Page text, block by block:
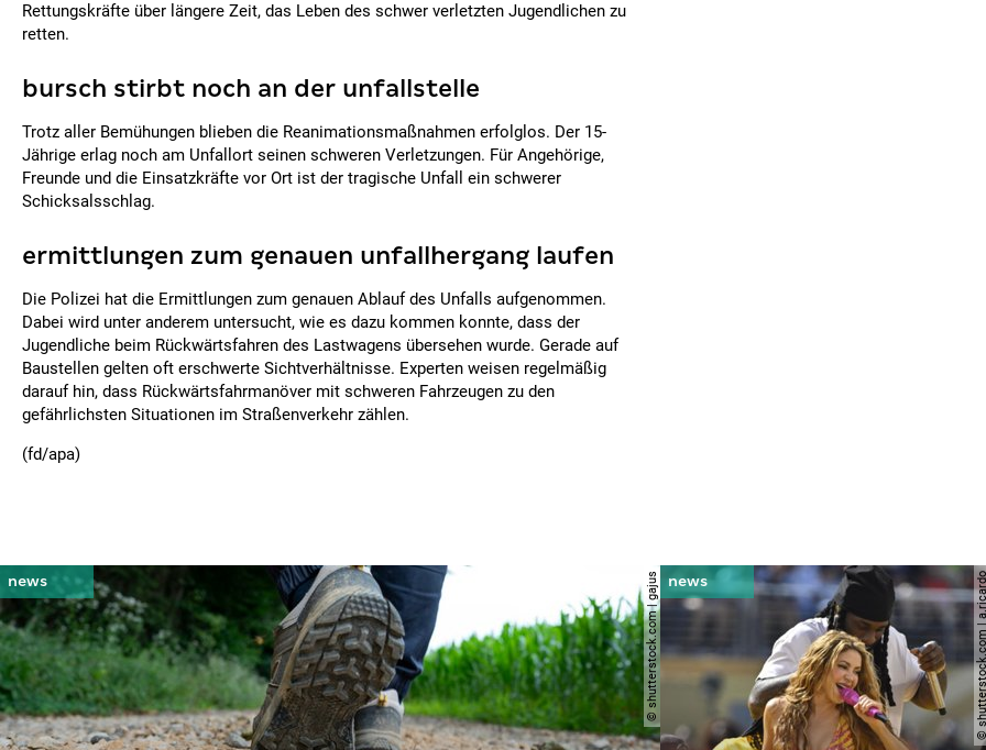
Rettungskräfte über längere Zeit, das Leben des schwer verletzten Jugendlichen zu
retten.
bursch stirbt noch an der unfallstelle
Trotz aller Bemühungen blieben die Reanimationsmaßnahmen erfolglos. Der 15-
Jährige erlag noch am Unfallort seinen schweren Verletzungen. Für Angehörige,
Freunde und die Einsatzkräfte vor Ort ist der tragische Unfall ein schwerer
Schicksalsschlag.
ermittlungen zum genauen unfallhergang laufen
Die Polizei hat die Ermittlungen zum genauen Ablauf des Unfalls aufgenommen.
Dabei wird unter anderem untersucht, wie es dazu kommen konnte, dass der
Jugendliche beim Rückwärtsfahren des Lastwagens übersehen wurde. Gerade auf
Baustellen gelten oft erschwerte Sichtverhältnisse. Experten weisen regelmäßig
darauf hin, dass Rückwärtsfahrmanöver mit schweren Fahrzeugen zu den
gefährlichsten Situationen im Straßenverkehr zählen.
(fd/apa)
© shutterstock.com | gajus ©